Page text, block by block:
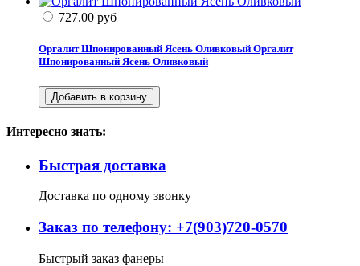
727.00 руб
Оргалит Шпонированный Ясень Оливковый Оргалит
Шпонированный Ясень Оливковый
Интересно знать:
Быстрая доставка
Доставка по одному звонку
Заказ по телефону: +7(903)720-0570
Быстрый заказ фанеры